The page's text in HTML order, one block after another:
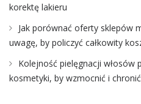
korektę lakieru
Jak porównać oferty sklepów
uwagę, by policzyć całkowity
Kolejność pielęgnacji włosów
kosmetyki, by wzmocnić i